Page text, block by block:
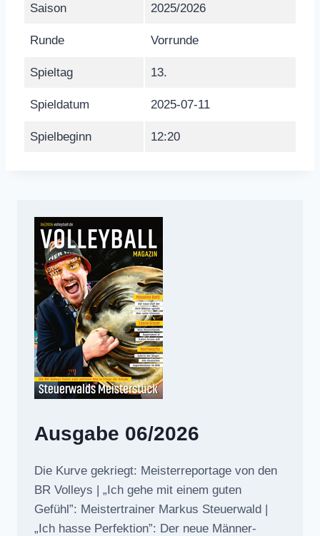
Saison 2025/2026
Runde Vorrunde
Spieltag 13.
Spieldatum 2025-07-11
Spielbeginn 12:20
Ausgabe 06/2026
Die Kurve gekriegt: Meisterreportage von den
BR Volleys | „Ich gehe mit einem guten
Gefühl”: Meistertrainer Markus Steuerwald |
„Ich hasse Perfektion”: Der neue Männer-